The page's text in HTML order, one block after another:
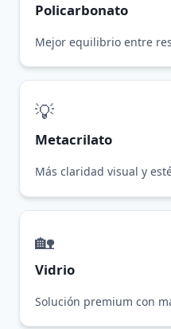
Policarbonato
Mejor equilibrio entre
💡
Metacrilato
Más claridad visual y
🏡
Vidrio
Solución premium con